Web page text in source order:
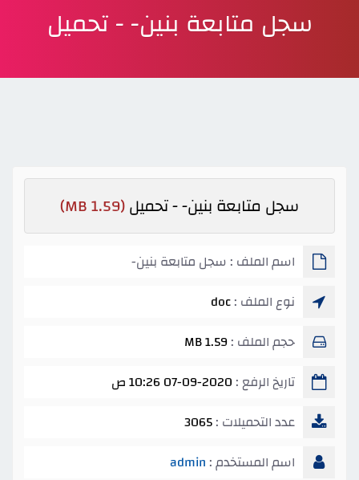
سجل متابعة بنين- - تحميل
سجل متابعة بنين- - تحميل(1.59 MB)
اسم الملف : سجل متابعة بنين-
نوع الملف :doc
حجم الملف :1.59 MB
تاريخ الرفع : 07-09-2020 10:26 ص
عدد التحميلات :3065
اسم المستخدم : admin